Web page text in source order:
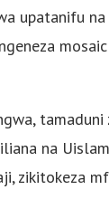
upatanifu
tamaduni
na
zikitokeza